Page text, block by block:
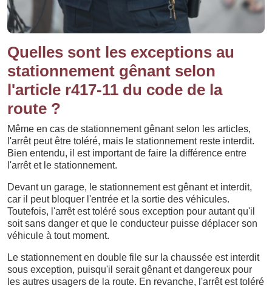
Quelles sont les exceptions au
stationnement gênant selon
l'article r417-11 du code de la
route ?
Même en cas de stationnement gênant selon les articles,
l'arrêt peut être toléré, mais le stationnement reste interdit.
Bien entendu, il est important de faire la différence entre
l'arrêt et le stationnement.
Devant un garage, le stationnement est gênant et interdit,
car il peut bloquer l'entrée et la sortie des véhicules.
Toutefois, l'arrêt est toléré sous exception pour autant qu'il
soit sans danger et que le conducteur puisse déplacer son
véhicule à tout moment.
Le stationnement en double file sur la chaussée est interdit
sous exception, puisqu'il serait gênant et dangereux pour
les autres usagers de la route. En revanche, l'arrêt est toléré